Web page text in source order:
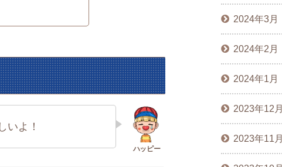
いよ！
2024年3月
2024年2月
2024年1月
2023年12月
2023年11月